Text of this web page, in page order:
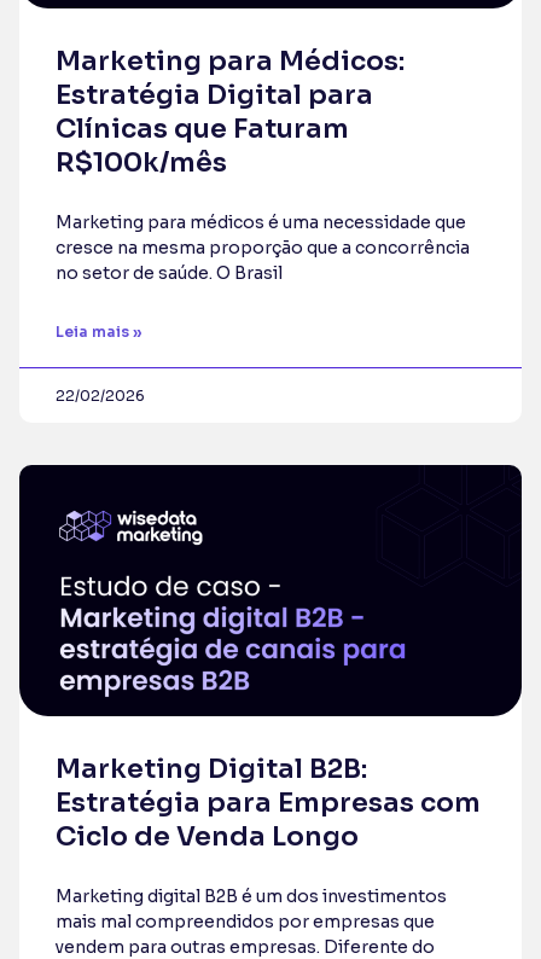
Marketing para Médicos:
Estratégia Digital para
Clínicas que Faturam
R$100k/mês
Marketing para médicos é uma necessidade que
cresce na mesma proporção que a concorrência
no setor de saúde. O Brasil
Leia mais »
22/02/2026
Marketing Digital B2B:
Estratégia para Empresas com
Ciclo de Venda Longo
Marketing digital B2B é um dos investimentos
mais mal compreendidos por empresas que
vendem para outras empresas. Diferente do